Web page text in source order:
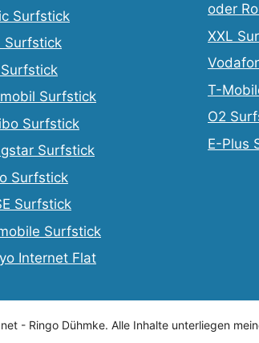
Surfstick
Surfstick
Surfstick
Surfstick
Surfstick
Surfstick
Surfstick
Surfstick
Surfstick
Internet Flat
oder
XXL
T-
O2
E-Plus
- Ringo Dühmke. Alle Inhalte unterliegen